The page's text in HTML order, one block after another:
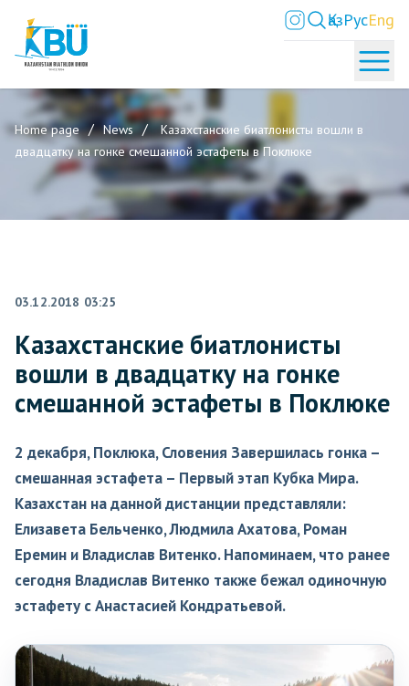
ҚазРусEng
Home page News
Казахстанские биатлонисты вошли в
двадцатку на гонке смешанной эстафеты в Поклюке
03.12.2018 03:25
Казахстанские биатлонисты
вошли в двадцатку на гонке
смешанной эстафеты в Поклюке
2 декабря, Поклюка, Словения Завершилась гонка –
смешанная эстафета – Первый этап Кубка Мира.
Казахстан на данной дистанции представляли:
Елизавета Бельченко, Людмила Ахатова, Роман
Еремин и Владислав Витенко. Напоминаем, что ранее
сегодня Владислав Витенко также бежал одиночную
эстафету с Анастасией Кондратьевой.